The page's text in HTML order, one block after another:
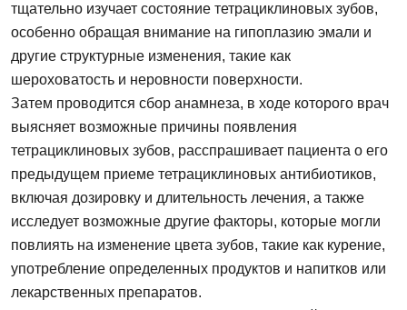
тщательно изучает состояние тетрациклиновых зубов,
особенно обращая внимание на гипоплазию эмали и
другие структурные изменения, такие как
шероховатость и неровности поверхности.
Затем проводится сбор анамнеза, в ходе которого врач
выясняет возможные причины появления
тетрациклиновых зубов, расспрашивает пациента о его
предыдущем приеме тетрациклиновых антибиотиков,
включая дозировку и длительность лечения, а также
исследует возможные другие факторы, которые могли
повлиять на изменение цвета зубов, такие как курение,
употребление определенных продуктов и напитков или
лекарственных препаратов.